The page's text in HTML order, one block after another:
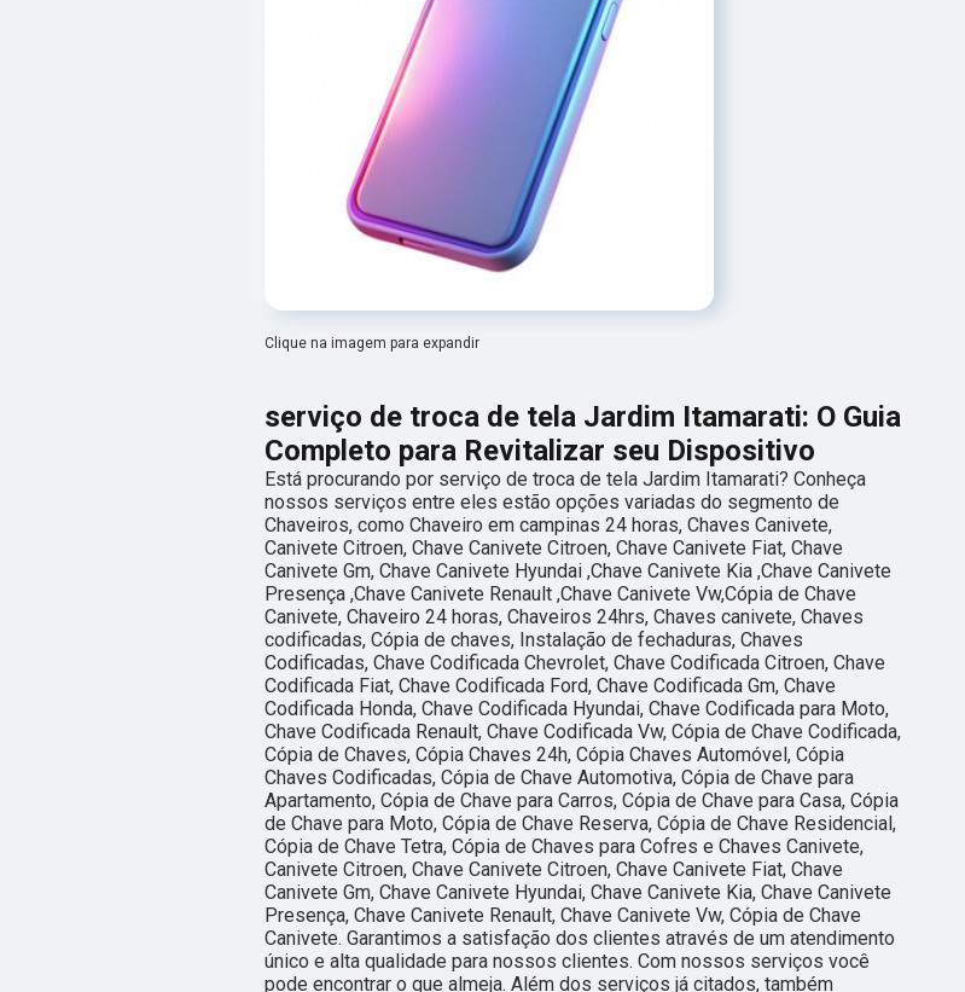
Clique na imagem para expandir
serviço de troca de tela Jardim Itamarati: O Guia
Completo para Revitalizar seu Dispositivo
Está procurando por serviço de troca de tela Jardim Itamarati? Conheça
nossos serviços entre eles estão opções variadas do segmento de
Chaveiros, como Chaveiro em campinas 24 horas, Chaves Canivete,
Canivete Citroen, Chave Canivete Citroen, Chave Canivete Fiat, Chave
Canivete Gm, Chave Canivete Hyundai ,Chave Canivete Kia ,Chave Canivete
Presença ,Chave Canivete Renault ,Chave Canivete Vw,Cópia de Chave
Canivete, Chaveiro 24 horas, Chaveiros 24hrs, Chaves canivete, Chaves
codificadas, Cópia de chaves, Instalação de fechaduras, Chaves
Codificadas, Chave Codificada Chevrolet, Chave Codificada Citroen, Chave
Codificada Fiat, Chave Codificada Ford, Chave Codificada Gm, Chave
Codificada Honda, Chave Codificada Hyundai, Chave Codificada para Moto,
Chave Codificada Renault, Chave Codificada Vw, Cópia de Chave Codificada,
Cópia de Chaves, Cópia Chaves 24h, Cópia Chaves Automóvel, Cópia
Chaves Codificadas, Cópia de Chave Automotiva, Cópia de Chave para
Apartamento, Cópia de Chave para Carros, Cópia de Chave para Casa, Cópia
de Chave para Moto, Cópia de Chave Reserva, Cópia de Chave Residencial,
Cópia de Chave Tetra, Cópia de Chaves para Cofres e Chaves Canivete,
Canivete Citroen, Chave Canivete Citroen, Chave Canivete Fiat, Chave
Canivete Gm, Chave Canivete Hyundai, Chave Canivete Kia, Chave Canivete
Presença, Chave Canivete Renault, Chave Canivete Vw, Cópia de Chave
Canivete. Garantimos a satisfação dos clientes através de um atendimento
único e alta qualidade para nossos clientes. Com nossos serviços você
pode encontrar o que almeja. Além dos serviços já citados, também